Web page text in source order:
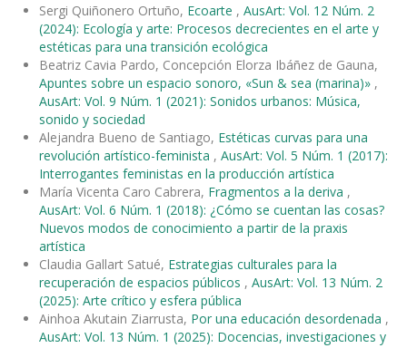
Sergi Quiñonero Ortuño, Ecoarte , AusArt: Vol. 12 Núm. 2
(2024): Ecología y arte: Procesos decrecientes en el arte y
estéticas para una transición ecológica
Beatriz Cavia Pardo, Concepción Elorza Ibáñez de Gauna,
Apuntes sobre un espacio sonoro, «Sun & sea (marina)» ,
AusArt: Vol. 9 Núm. 1 (2021): Sonidos urbanos: Música,
sonido y sociedad
Alejandra Bueno de Santiago, Estéticas curvas para una
revolución artístico-feminista , AusArt: Vol. 5 Núm. 1 (2017):
Interrogantes feministas en la producción artística
María Vicenta Caro Cabrera, Fragmentos a la deriva ,
AusArt: Vol. 6 Núm. 1 (2018): ¿Cómo se cuentan las cosas?
Nuevos modos de conocimiento a partir de la praxis
artística
Claudia Gallart Satué, Estrategias culturales para la
recuperación de espacios públicos , AusArt: Vol. 13 Núm. 2
(2025): Arte crítico y esfera pública
Ainhoa Akutain Ziarrusta, Por una educación desordenada ,
AusArt: Vol. 13 Núm. 1 (2025): Docencias, investigaciones y